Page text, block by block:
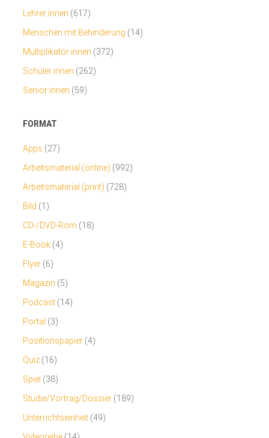
Lehrer:innen (617)
Menschen mit Behinderung (14)
Multiplikator:innen (372)
Schüler:innen (262)
Senior:innen (59)
FORMAT
Apps (27)
Arbeitsmaterial (online) (992)
Arbeitsmaterial (print) (728)
Bild (1)
CD-/DVD-Rom (18)
E-Book (4)
Flyer (6)
Magazin (5)
Podcast (14)
Portal (3)
Positionspapier (4)
Quiz (16)
Spiel (38)
Studie/Vortrag/Dossier (189)
Unterrichtseinheit (49)